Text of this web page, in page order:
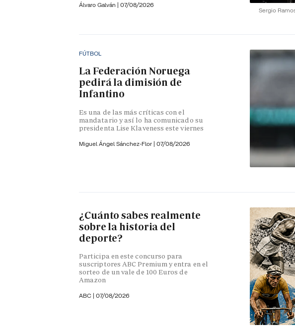
Sergio
Álvaro Galván | 07/08/2026
FÚTBOL
La Federación Noruega
pedirá la dimisión de
Infantino
Es una de las más críticas con el
mandatario y así lo ha comunicado su
presidenta Lise Klaveness este viernes
Miguel Ángel Sánchez-Flor | 07/08/2026
¿Cuánto sabes realmente
sobre la historia del
deporte?
Participa en este concurso para
suscriptores ABC Premium y entra en el
sorteo de un vale de 100 Euros de
Amazon
ABC | 07/08/2026